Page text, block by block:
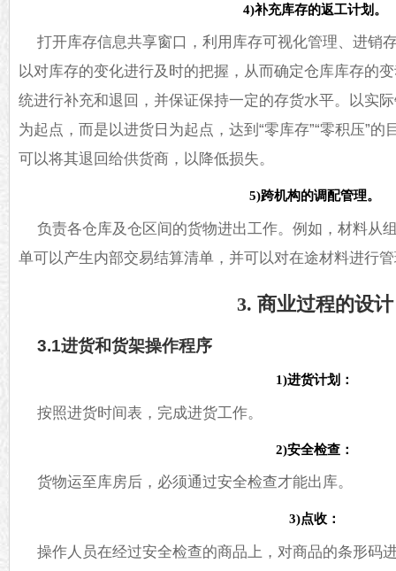
4)补充库存的返工计划。
打开库存信息共享窗口，利用库存可视化管理、进销
以对库存的变化进行及时的把握，从而确定仓库库存的
统进行补充和退回，并保证保持一定的存货水平。以实
为起点，而是以进货日为起点，达到“零库存”“零积压”
可以将其退回给供货商，以降低损失。
5)跨机构的调配管理。
负责各仓库及仓区间的货物进出工作。例如，材料从
单可以产生内部交易结算清单，并可以对在途材料进行
3. 商业过程的设计
3.1进货和货架操作程序
1)进货计划：
按照进货时间表，完成进货工作。
2)安全检查：
货物运至库房后，必须通过安全检查才能出库。
3)点收：
操作人员在经过安全检查的商品上，对商品的条形码